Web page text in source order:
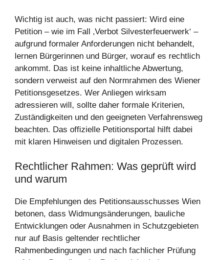
Wichtig ist auch, was nicht passiert: Wird eine
Petition – wie im Fall ‚Verbot Silvesterfeuerwerk‘ –
aufgrund formaler Anforderungen nicht behandelt,
lernen Bürgerinnen und Bürger, worauf es rechtlich
ankommt. Das ist keine inhaltliche Abwertung,
sondern verweist auf den Normrahmen des Wiener
Petitionsgesetzes. Wer Anliegen wirksam
adressieren will, sollte daher formale Kriterien,
Zuständigkeiten und den geeigneten Verfahrensweg
beachten. Das offizielle Petitionsportal hilft dabei
mit klaren Hinweisen und digitalen Prozessen.
Rechtlicher Rahmen: Was geprüft wird
und warum
Die Empfehlungen des Petitionsausschusses Wien
betonen, dass Widmungsänderungen, bauliche
Entwicklungen oder Ausnahmen in Schutzgebieten
nur auf Basis geltender rechtlicher
Rahmenbedingungen und nach fachlicher Prüfung